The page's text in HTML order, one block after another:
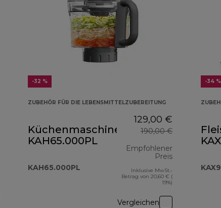
-32 %
ZUBEHÖR FÜR DIE LEBENSMITTELZUBEREITUNG
Küchenmaschinenaufsatz
KAH65.000PL
KAH65.000PL
129,00 €
190,00 €
Empfohlener
Preis
Inklusive MwSt.-
Betrag von 20,60 € (
19%)
Vergleichen
-34 %